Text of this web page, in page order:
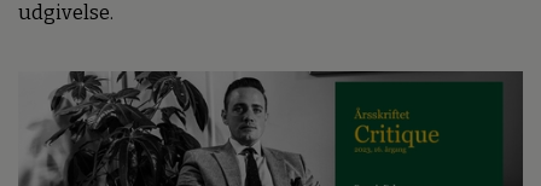
udgivelse.